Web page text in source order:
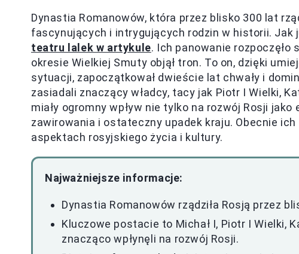
Dynastia Romanowów, która przez blisko 300 lat
fascynujących i intrygujących rodzin w historii. Jak
teatru lalek w artykule. Ich panowanie rozpoczęło
okresie Wielkiej Smuty objął tron. To on, dzięki
sytuacji, zapoczątkował dwieście lat chwały i
zasiadali znaczący władcy, tacy jak Piotr I Wielki,
miały ogromny wpływ nie tylko na rozwój Rosji
zawirowania i ostateczny upadek kraju. Obecnie
aspektach rosyjskiego życia i kultury.
Najważniejsze informacje:
Dynastia Romanowów rządziła Rosją przez
Kluczowe postacie to Michał I, Piotr I Wielki,
znacząco wpłynęli na rozwój Rosji.